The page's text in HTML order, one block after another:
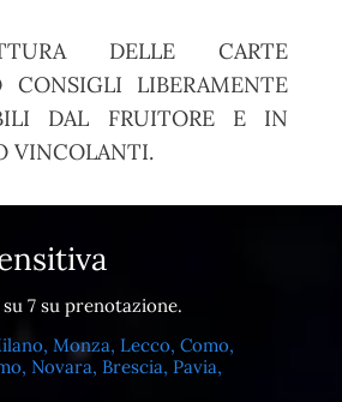
DELLE CARTE
CONSIGLI LIBERAMENTE
DAL FRUITORE E IN
VINCOLANTI.
7 su prenotazione.
Monza, Lecco, Como,
Novara, Brescia, Pavia,